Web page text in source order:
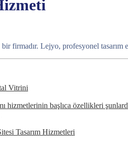
firmadır. Lejyo, profesyonel
Vitrini
hizmetlerinin başlıca özellikleri
Tasarım Hizmetleri